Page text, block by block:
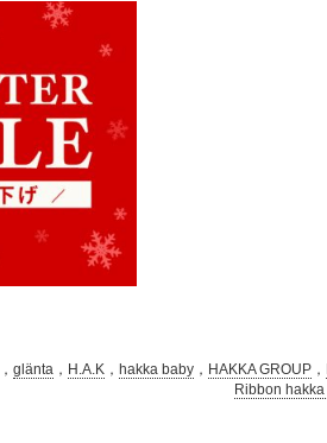
， glänta ， H.A.K ， hakka baby ， HAKKA GROUP ，
Ribbon